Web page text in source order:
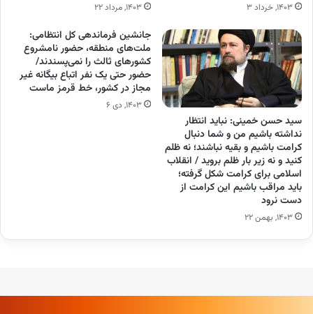
۱۴۰۳, خرداد ۳ ۱۴۰۳, مرداد ۲۲
سید حسن خمینی: نباید انتظار
نداشته باشیم من و شما دنبال
کرامت باشیم و بقیه نباشند؛ نه ظلم
کنید و نه زیر بار ظلم بروید / انقلاب
اسلامی برای کرامت شکل گرفته؛
باید مراقب باشیم این کرامت از
دست نرود
۱۴۰۳, بهمن ۲۲
جانشین فرماندهی کل انتظامی:
ملت‌های منطقه، حضور نامشروع
کشور‌های ثالث را نمی‌پسندند/
حضور حتی یک نفر اتباع بیگانه غیر
مجاز در کشور، خط قرمز ماست
۱۴۰۳, دی ۶